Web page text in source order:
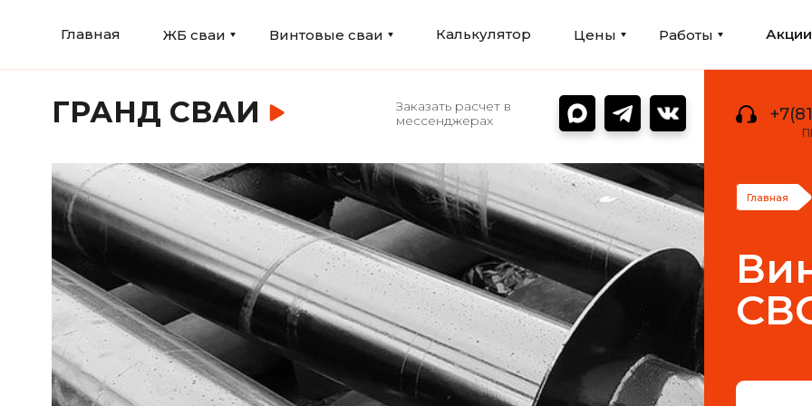
Главная ЖБ сваи Винтовые сваи Калькулятор Цены Работы Акции
ГРАНД СВАИ
Заказать расчет в
мессенджерах
Главная